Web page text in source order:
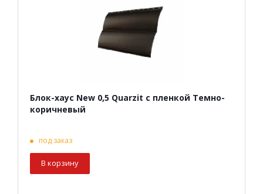
Блок-хаус New 0,5 Quarzit с пленкой Темно-
коричневый
под заказ
В корзину